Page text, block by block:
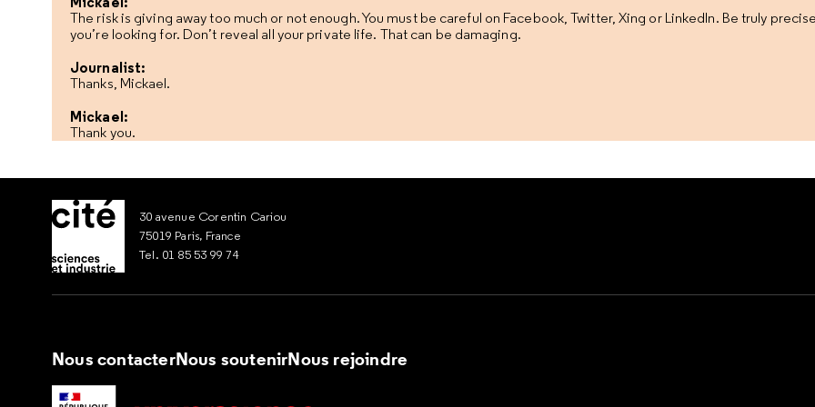
The risk is giving away too much or not enough. You must be careful on Facebook, Twitter, Xing or LinkedIn. Be truly
you’re looking for. Don’t reveal all your private life. That can be damaging.
Journalist:
Thanks, Mickael.
Mickael:
Thank you.
30 avenue Corentin Cariou
75019 Paris, France
Tel. 01 85 53 99 74
Nous contacterNous soutenirNous rejoindre